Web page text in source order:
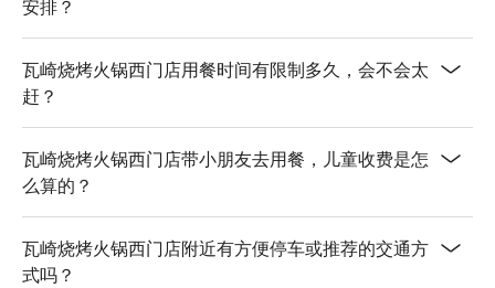
安排？
瓦崎烧烤火锅西门店用餐时间有限制多久，会不会太
赶？
瓦崎烧烤火锅西门店带小朋友去用餐，儿童收费是怎
么算的？
瓦崎烧烤火锅西门店附近有方便停车或推荐的交通方
式吗？